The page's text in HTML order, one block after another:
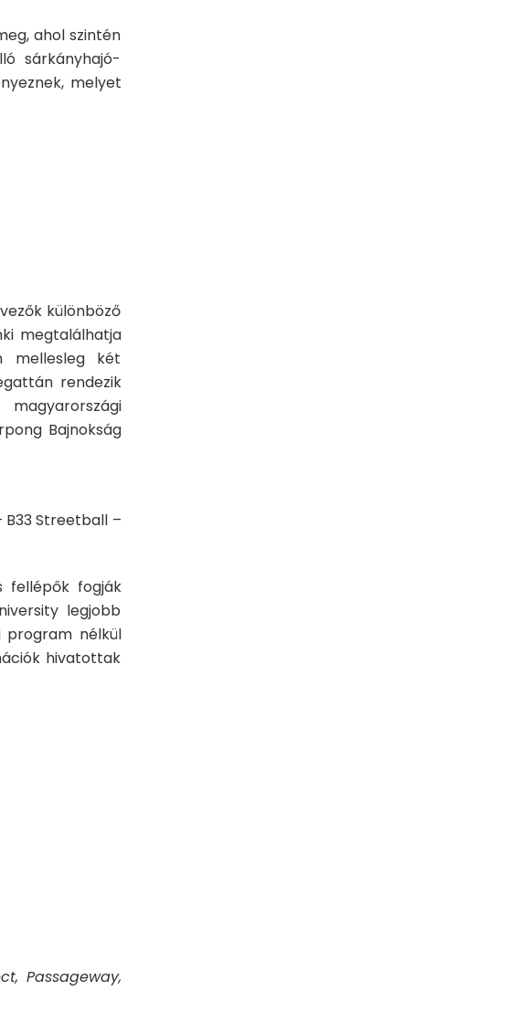
ahol szintén
sárkányhajó-
melyet
különböző
megtalálhatja
mellesleg két
rendezik
Bajnokság
B33 Streetball –
fellépők fogják
legjobb
program nélkül
hivatottak
Passageway,